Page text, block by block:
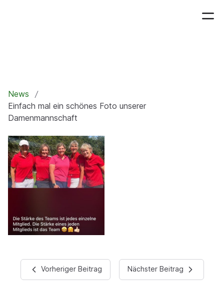
News
Einfach mal ein schönes Foto unserer
Damenmannschaft
Vorheriger Beitrag Nächster Beitrag